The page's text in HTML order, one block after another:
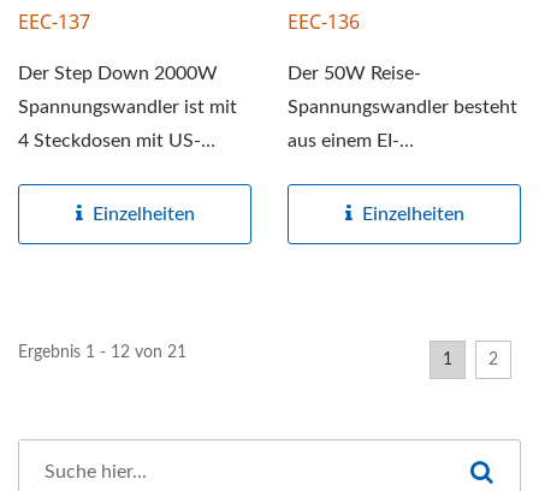
EEC-137
Der Step Down 2000W
Spannungswandler ist mit
4 Steckdosen mit US-
wandelt...Einzelheiten
EEC-136
Der 50W Reise-
Spannungswandler besteht
aus einem EI-
240V in 100-120V...
Einzelheiten
Ergebnis 1 - 12 von 21 1 2